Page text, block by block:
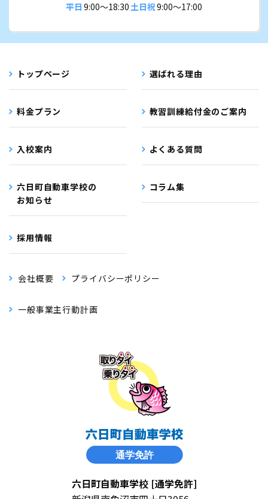
平日 9:00〜18:30土日祝9:00〜17:00
トップページ 選ばれる理由
料金プラン 教習訓練給付金のご案内
入校案内 よくある質問
六日町自動車学校の
お知らせ
コラム集
採用情報
会社概要 プライバシーポリシー
一般事業主行動計画
六日町自動車学校 [通学免許]